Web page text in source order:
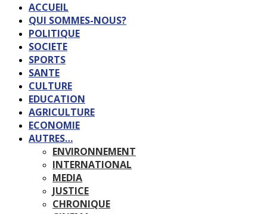
ACCUEIL
QUI SOMMES-NOUS?
POLITIQUE
SOCIETE
SPORTS
SANTE
CULTURE
EDUCATION
AGRICULTURE
ECONOMIE
AUTRES…
ENVIRONNEMENT
INTERNATIONAL
MEDIA
JUSTICE
CHRONIQUE